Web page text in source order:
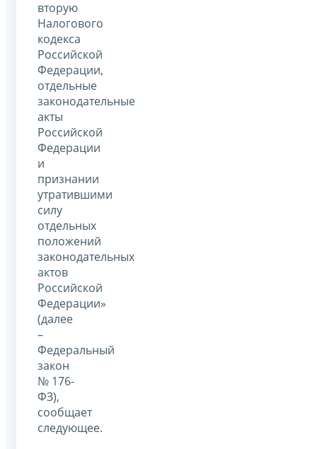
вторую
Налогового
кодекса
Российской
Федерации,
отдельные
законодательные
акты
Российской
Федерации
и
признании
утратившими
силу
отдельных
положений
законодательных
актов
Российской
Федерации»
(далее
–
Федеральный
закон
№ 176-
ФЗ),
сообщает
следующее.